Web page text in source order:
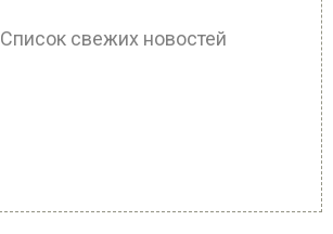
Список свежих новостей